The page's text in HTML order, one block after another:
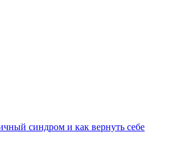
синдром и как вернуть себе